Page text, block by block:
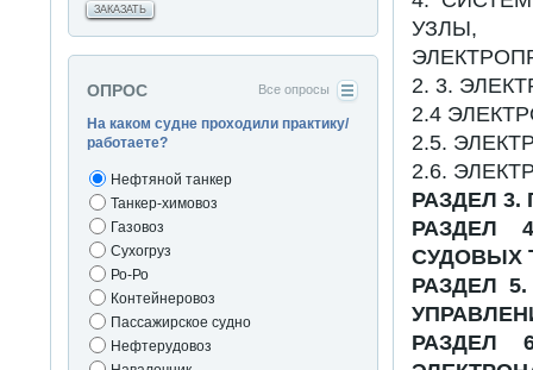
УЗЛЫ,
2. 3.
2.4
2.5.
2.6.
РАЗДЕЛ
РАЗДЕЛ
СУДОВЫХ
РАЗДЕЛ
РАЗДЕЛ
ЗАКАЗАТЬ
ОПРОС Все опросы
На каком судне проходили практику/
работаете?
Нефтяной танкер
Танкер-химовоз
Газовоз
Сухогруз
Ро-Ро
Контейнеровоз
Пассажирское судно
Нефтерудовоз